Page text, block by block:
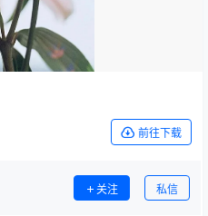
前往下载
关注 私信